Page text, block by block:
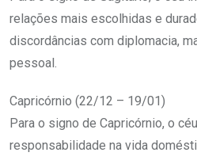
relações mais escolhidas e
discordâncias com diplomacia,
pessoal.
Capricórnio (22/12 – 19/01)
Para o signo de Capricórnio, o
responsabilidade na vida